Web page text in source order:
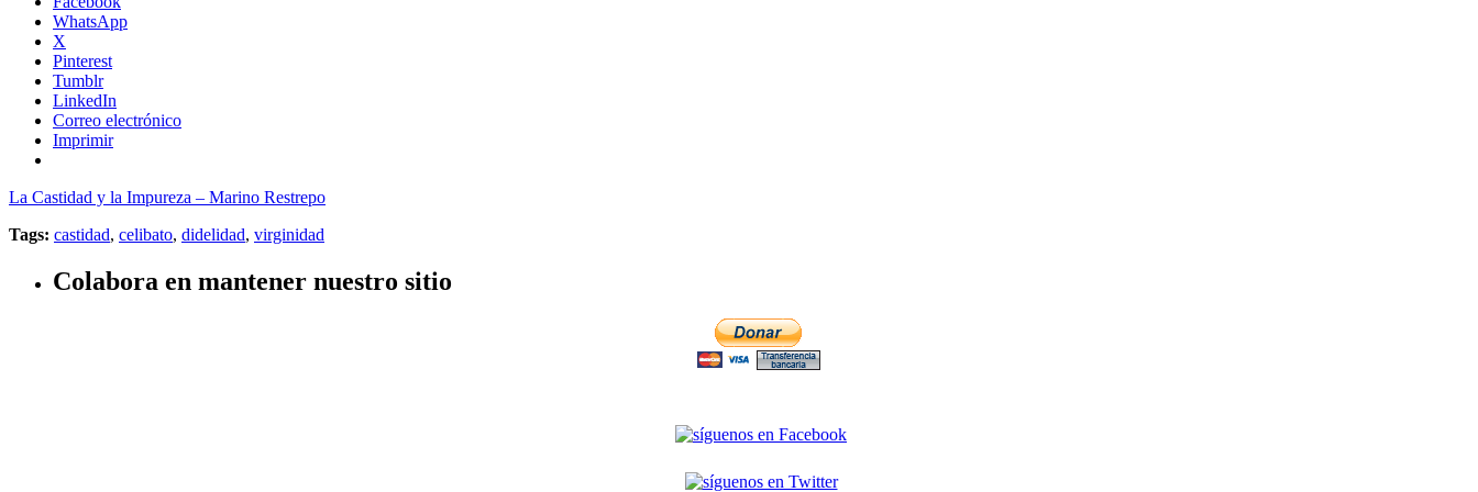
WhatsApp
X
Pinterest
Tumblr
LinkedIn
Correo electrónico
Imprimir
La Castidad y la Impureza – Marino Restrepo
Tags: castidad, celibato, didelidad, virginidad
Colabora en mantener nuestro sitio